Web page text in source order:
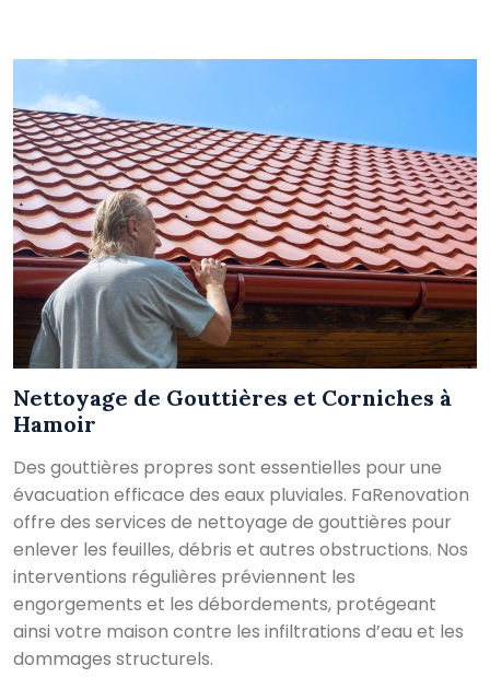
Nettoyage de Gouttières et Corniches à
Hamoir
Des gouttières propres sont essentielles pour une
évacuation efficace des eaux pluviales. FaRenovation
offre des services de nettoyage de gouttières pour
enlever les feuilles, débris et autres obstructions. Nos
interventions régulières préviennent les
engorgements et les débordements, protégeant
ainsi votre maison contre les infiltrations d’eau et les
dommages structurels.